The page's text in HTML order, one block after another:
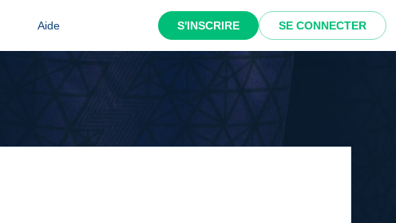
Aide S'INSCRIRE SE CONNECTER